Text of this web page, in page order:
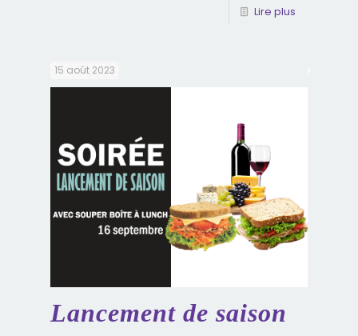
Lire plus
15 août 2023
Lancement de saison